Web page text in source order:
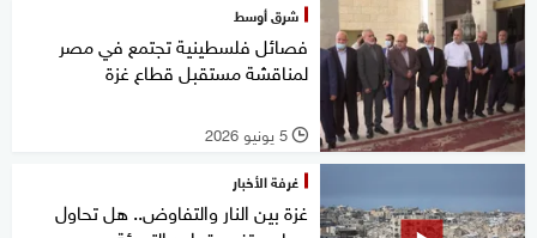
شرق أوسط
فصائل فلسطينية تجتمع في مصر
لمناقشة مستقبل قطاع غزة
l 5 يونيو 2026
غرفة الأخبار
غزة بين النار والتفاوض.. هل تحاول